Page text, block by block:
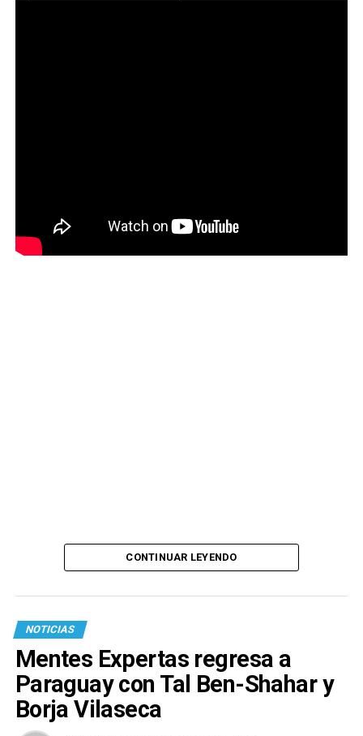
CONTINUAR LEYENDO
NOTICIAS
Mentes Expertas regresa a
Paraguay con Tal Ben-Shahar y
Borja Vilaseca